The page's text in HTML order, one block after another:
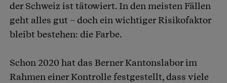
der Schweiz ist tätowiert. In den meisten Fällen
geht alles gut – doch ein wichtiger Risikofaktor
bleibt bestehen: die Farbe.
Schon 2020 hat das Berner Kantonslabor im
Rahmen einer Kontrolle festgestellt, dass viele